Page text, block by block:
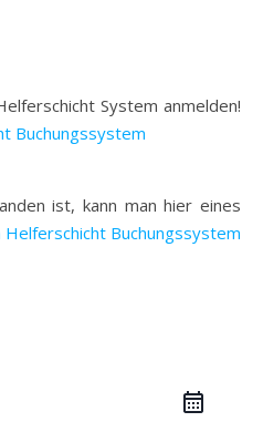
System anmelden!
Buchungssystem
ist, kann man hier eines
Buchungssystem